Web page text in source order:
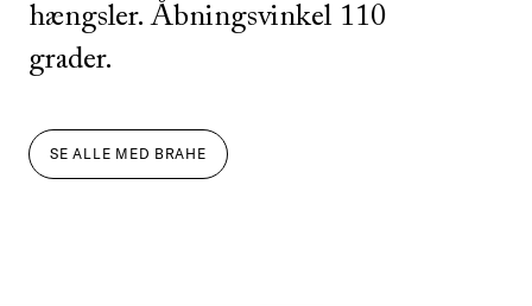
hængsler. Åbningsvinkel 110
grader.
SE ALLE MED BRAHE